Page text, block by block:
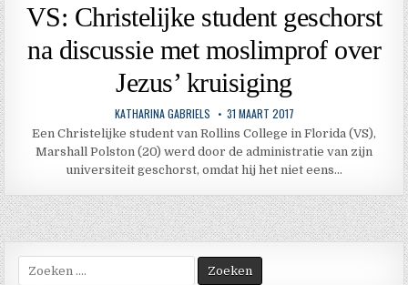
VS: Christelijke student geschorst
na discussie met moslimprof over
Jezus’ kruisiging
KATHARINA GABRIELS 31 MAART 2017
Een Christelijke student van Rollins College in Florida (VS),
Marshall Polston (20) werd door de administratie van zijn
universiteit geschorst, omdat hij het niet eens…
naar: